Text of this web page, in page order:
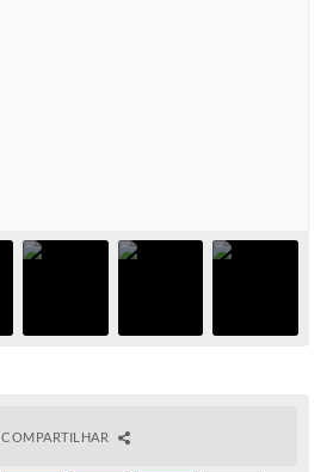
COMPARTILHAR